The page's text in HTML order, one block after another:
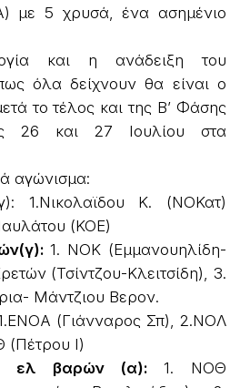
με 5 χρυσά, ένα ασημένιο
και η ανάδειξη του
όλα δείχνουν θα είναι ο
το τέλος και της Β’ Φάσης
26 και 27 Ιουλίου στα
αγώνισμα:
1.Νικολαϊδου Κ. (ΝΟΚατ)
(ΚΟΕ)
1. ΝΟΚ (Εμμανουηλίδη-
(Τσίντζου-Κλειτσίδη), 3.
Μάντζιου Βερον.
(Γιάνναρος Σπ), 2.ΝΟΛ
Ι)
ελ βαρών (α): 1. ΝΟΘ